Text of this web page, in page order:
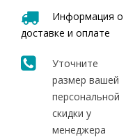
Информация о
доставке и оплате
Уточните
размер вашей
персональной
скидки у
менеджера